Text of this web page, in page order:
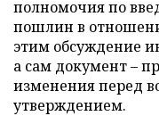
полномочия по
пошлин в
этим обсуждение
а сам документ –
изменения перед
утверждением.